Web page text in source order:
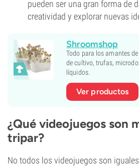
pueden ser una gran forma de
creatividad y explorar nuevas
Shroomshop
Todo para los amantes
de cultivo, trufas,
líquidos.
Ver productos
¿Qué videojuegos son
tripar?
No todos los videojuegos son